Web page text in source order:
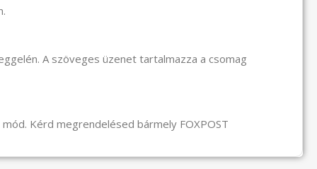
A szöveges üzenet tartalmazza a csomag
Kérd megrendelésed bármely FOXPOST